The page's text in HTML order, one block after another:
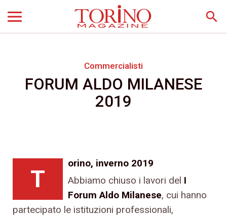
search
Commercialisti
FORUM ALDO MILANESE
2019
T
orino, inverno 2019
Abbiamo chiuso i lavori del I
Forum Aldo Milanese, cui hanno
partecipato le istituzioni professionali,